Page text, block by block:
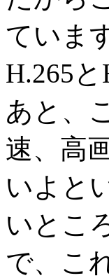
ていま
H.265
あと、
速、高
いよと
いとこ
で、こ